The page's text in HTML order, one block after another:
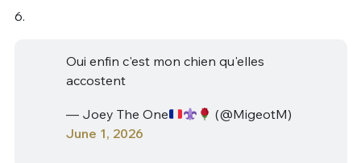
6.
Oui enfin c'est mon chien qu'elles
accostent
— Joey The One
(@MigeotM)
June 1, 2026